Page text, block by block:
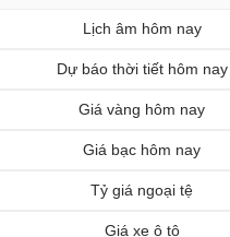
Lịch âm hôm nay
Dự báo thời tiết hôm nay
Giá vàng hôm nay
Giá bạc hôm nay
Tỷ giá ngoại tệ
Giá xe ô tô